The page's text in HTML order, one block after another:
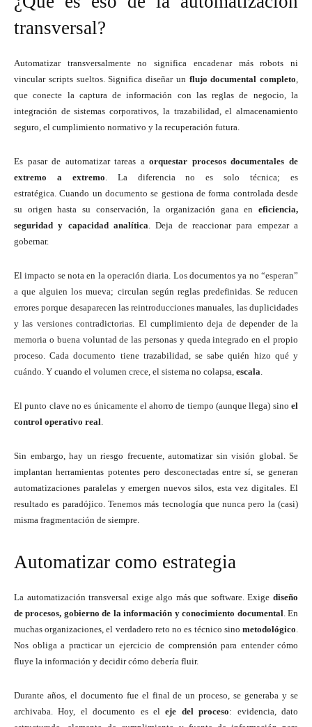
transversal?
Automatizar transversalmente no significa encadenar más robots ni
vincular scripts sueltos. Significa diseñar un flujo documental completo
que conecte la captura de información con las reglas de negocio, la
integración de sistemas corporativos, la trazabilidad, el almacenamiento
seguro, el cumplimiento normativo y la recuperación futura.
Es pasar de automatizar tareas aorquestar procesos documentales de
extremo a extremo . La diferencia no es solo técnica; es
estratégica. Cuando un documento se gestiona de forma controlada desde
su origen hasta su conservación, la organización gana en eficiencia,
seguridad y capacidad analítica . Deja de reaccionar para empezar a
gobernar.
El impacto se nota en la operación diaria. Los documentos ya no “esperan”
a que alguien los mueva; circulan según reglas predefinidas. Se reducen
errores porque desaparecen las reintroducciones manuales, las duplicidades
y las versiones contradictorias. El cumplimiento deja de depender de la
memoria o buena voluntad de las personas y queda integrado en el propio
proceso. Cada documento tiene trazabilidad, se sabe quién hizo qué y
cuándo. Y cuando el volumen crece, el sistema no colapsa, escala
El punto clave no es únicamente el ahorro de tiempo (aunque llega) sino el
control operativo real
Sin embargo, hay un riesgo frecuente, automatizar sin visión global. Se
implantan herramientas potentes pero desconectadas entre sí, se generan
automatizaciones paralelas y emergen nuevos silos, esta vez digitales. El
resultado es paradójico. Tenemos más tecnología que nunca pero la (casi)
misma fragmentación de siempre.
Automatizar como estrategia
La automatización transversal exige algo más que software. Exige diseño
de procesos, gobierno de la información y conocimiento documental . En
muchas organizaciones, el verdadero reto no es técnico sino metodológico
Nos obliga a practicar un ejercicio de comprensión para entender cómo
fluye la información y decidir cómo debería fluir.
Durante años, el documento fue el final de un proceso, se generaba y se
archivaba. Hoy, el documento es eleje del proceso: evidencia, dato